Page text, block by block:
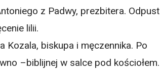
z Padwy, prezbitera. Odpust
lilii.
Kozala, biskupa i męczennika. Po
–biblijnej w salce pod kościołem.